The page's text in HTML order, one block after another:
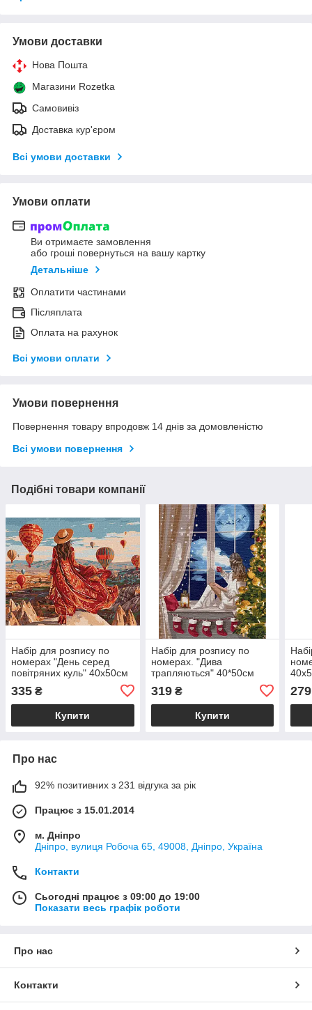
Умови доставки
Нова Пошта
Магазини Rozetka
Самовивіз
Доставка кур'єром
Всі умови доставки
Умови оплати
Ви отримаєте замовлення
або гроші повернуться на вашу картку
Детальніше
Оплатити частинами
Післяплата
Оплата на рахунок
Всі умови оплати
Умови повернення
Повернення товару впродовж 14 днів за домовленістю
Всі умови повернення
Подібні товари компанії
Набір для розпису по
номерах "День серед
повітряних куль" 40х50см
335 ₴
Купити
Набір для розпису по
номерах. "Дива
трапляються" 40*50см
319₴
Купити
279
Про нас
92% позитивних з 231 відгука за рік
Працює з 15.01.2014
м. Дніпро
Дніпро, вулиця Робоча 65, 49008, Дніпро, Україна
Контакти
Сьогодні працює з 09:00 до 19:00
Показати весь графік роботи
Про нас
Контакти